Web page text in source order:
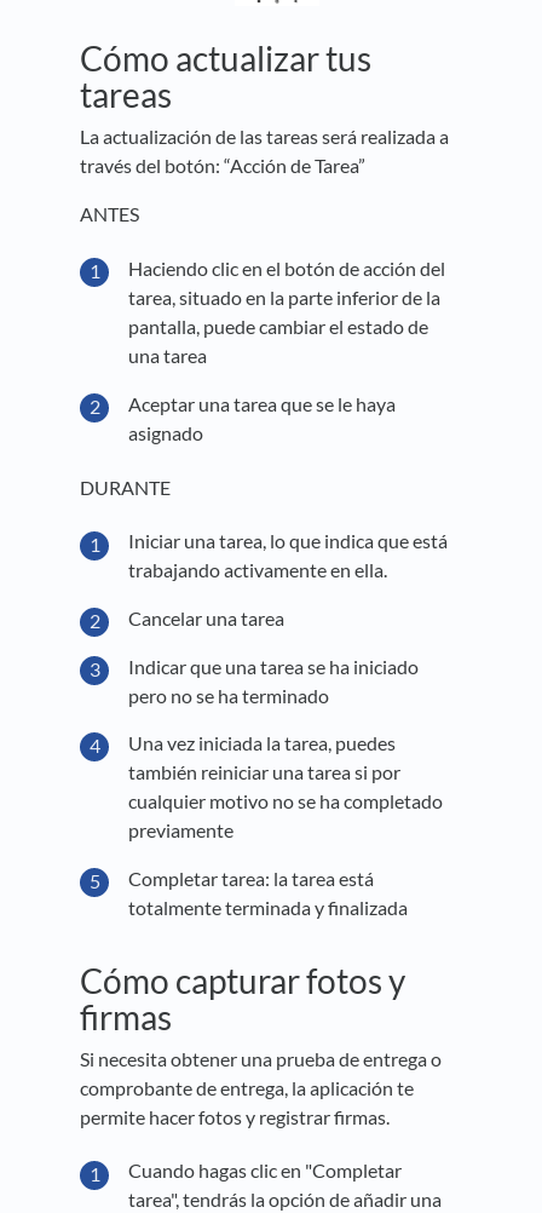
Cómo actualizar tus
tareas
La actualización de las tareas será realizada a
través del botón: “Acción de Tarea”
ANTES
Haciendo clic en el botón de acción del
tarea, situado en la parte inferior de la
pantalla, puede cambiar el estado de
una tarea
Aceptar una tarea que se le haya
asignado
DURANTE
Iniciar una tarea, lo que indica que está
trabajando activamente en ella.
Cancelar una tarea
Indicar que una tarea se ha iniciado
pero no se ha terminado
Una vez iniciada la tarea, puedes
también reiniciar una tarea si por
cualquier motivo no se ha completado
previamente
Completar tarea: la tarea está
totalmente terminada y finalizada
Cómo capturar fotos y
firmas
Si necesita obtener una prueba de entrega o
comprobante de entrega, la aplicación te
permite hacer fotos y registrar firmas.
Cuando hagas clic en "Completar
tarea", tendrás la opción de añadir una